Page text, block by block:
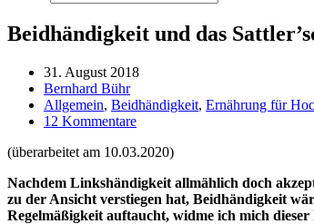
Beidhändigkeit und das
31. August 2018
Bernhard Bühr
Allgemein, Beidhändigkeit, Ernährung für
12 Kommentare
(überarbeitet am 10.03.2020)
Nachdem Linkshändigkeit allmählich doch
zu der Ansicht verstiegen hat, Beidhändigkeit
Regelmäßigkeit auftaucht, widme ich mich